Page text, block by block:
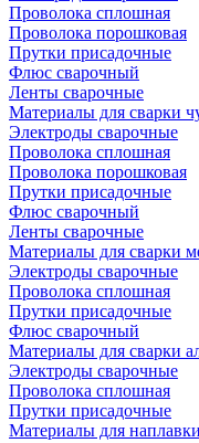
Проволока сплошная
Проволока порошковая
Прутки присадочные
Флюс сварочный
Ленты сварочные
Материалы для сварки
Электроды сварочные
Проволока сплошная
Проволока порошковая
Прутки присадочные
Флюс сварочный
Ленты сварочные
Материалы для сварки
Электроды сварочные
Проволока сплошная
Прутки присадочные
Флюс сварочный
Материалы для сварки
Электроды сварочные
Проволока сплошная
Прутки присадочные
Материалы для